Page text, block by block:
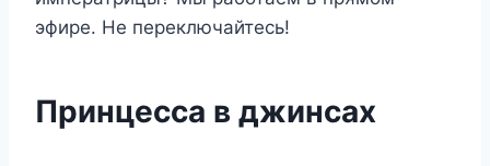
эфире. Не переключайтесь!
Принцесса в джинсах